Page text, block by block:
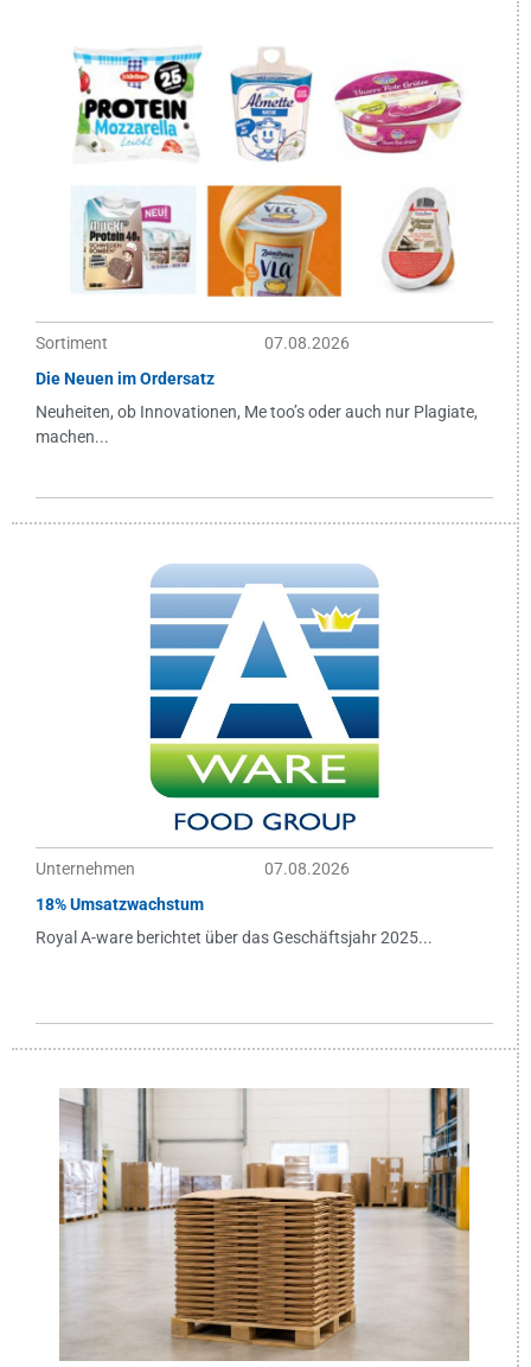
Sortiment
07.08.2026
Die Neuen im Ordersatz
Neuheiten, ob Innovationen, Me too’s oder auch nur Plagiate,
machen...
Unternehmen
07.08.2026
18% Umsatzwachstum
Royal A-ware berichtet über das Geschäftsjahr 2025...